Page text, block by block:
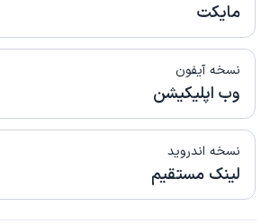
مایکت
نسخه آیفون
وب اپلیکیشن
نسخه اندروید
لینک مستقیم